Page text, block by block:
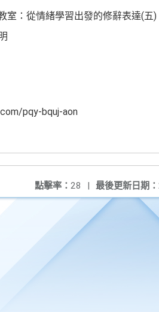
室：從情緒學習出發的修辭表達(五)
pqy-bquj-aon
最後更新日期：
點擊率： 28 |